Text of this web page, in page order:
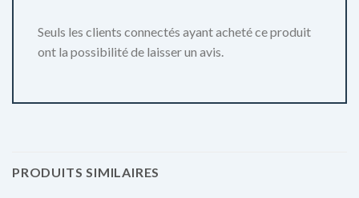
Seuls les clients connectés ayant acheté ce produit
ont la possibilité de laisser un avis.
PRODUITS SIMILAIRES